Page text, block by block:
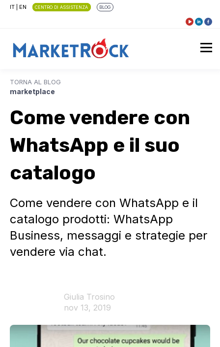
IT EN CENTRO DI ASSISTENZA BLOG
TORNA AL BLOG
marketplace
Come vendere con
WhatsApp e il suo
catalogo
Come vendere con WhatsApp e il
catalogo prodotti: WhatsApp
Business, messaggi e strategie per
vendere via chat.
Giulia Trosino
nov 13, 2019